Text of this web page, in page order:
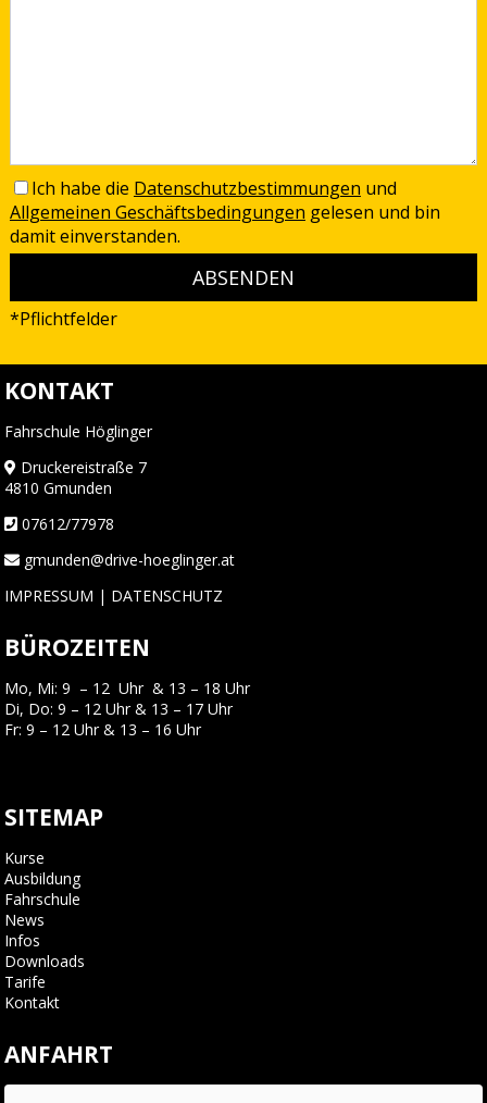
Ich habe die Datenschutzbestimmungen und
Allgemeinen Geschäftsbedingungen gelesen und bin
damit einverstanden.
*Pflichtfelder
KONTAKT
Fahrschule Höglinger
Druckereistraße 7
4810 Gmunden
07612/77978
gmunden@drive-hoeglinger.at
IMPRESSUM | DATENSCHUTZ
BÜROZEITEN
Mo, Mi: 9 – 12 Uhr & 13 – 18 Uhr
Di, Do: 9 – 12 Uhr & 13 – 17 Uhr
Fr: 9 – 12 Uhr & 13 – 16 Uhr
SITEMAP
Kurse
Ausbildung
Fahrschule
News
Infos
Downloads
Tarife
Kontakt
ANFAHRT